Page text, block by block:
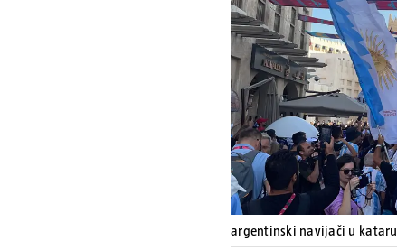
argentinski navijači u kataru